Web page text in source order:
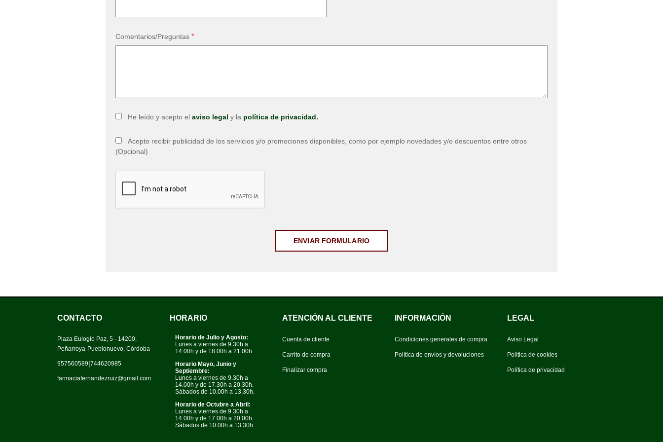
Comentarios/Preguntas *
He leído y acepto el aviso legal y la política de privacidad.
Acepto recibir publicidad de los servicios y/o promociones disponibles, como por ejemplo novedades y/o descuentos entre otros
(Opcional)
CONTACTO
Plaza Eulogio Paz, 5 - 14200,
Peñarroya-Pueblonuevo, Córdoba
957560589|744620985
farmaciafernandezruiz@gmail.com
HORARIO
Horario de Julio y Agosto:
Lunes a viernes de 9.30h a
14.00h y de 18.00h a 21.00h.
Horario Mayo, Junio y
Septiembre:
Lunes a viernes de 9.30h a
14.00h y de 17.30h a 20.30h.
Sábados de 10.00h a 13.30h.
Horario de Octubre a Abril:
Lunes a viernes de 9.30h a
14.00h y de 17.00h a 20.00h.
Sábados de 10.00h a 13.30h.
ATENCIÓN AL CLIENTE
Cuenta de cliente
Carrito de compra
Finalizar compra
INFORMACIÓN
Condiciones generales de compra
Política de envíos y devoluciones
LEGAL
Aviso Legal
Política de cookies
Política de privacidad